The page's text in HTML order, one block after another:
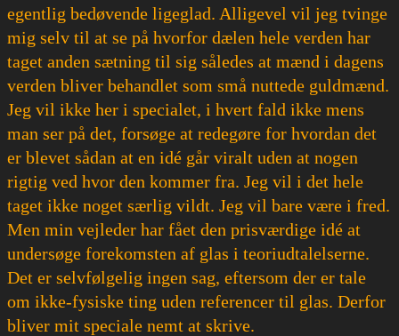
egentlig bedøvende ligeglad. Alligevel vil jeg tvinge
mig selv til at se på hvorfor dælen hele verden har
taget anden sætning til sig således at mænd i dagens
verden bliver behandlet som små nuttede guldmænd.
Jeg vil ikke her i specialet, i hvert fald ikke mens
man ser på det, forsøge at redegøre for hvordan det
er blevet sådan at en idé går viralt uden at nogen
rigtig ved hvor den kommer fra. Jeg vil i det hele
taget ikke noget særlig vildt. Jeg vil bare være i fred.
Men min vejleder har fået den prisværdige idé at
undersøge forekomsten af glas i teoriudtalelserne.
Det er selvfølgelig ingen sag, eftersom der er tale
om ikke-fysiske ting uden referencer til glas. Derfor
bliver mit speciale nemt at skrive.